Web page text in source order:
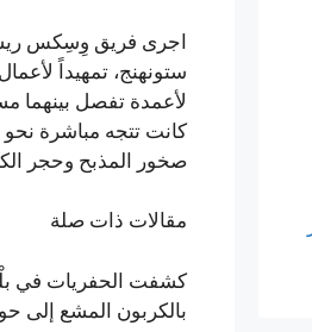
اجرى فريق وِسِكس
ستونهنج، تمهيداً
كانت تتجه مباشرة
صخور المذبح وحجر
مقالات ذات صلة